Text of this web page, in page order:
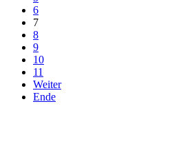
6
7
8
9
10
11
Weiter
Ende